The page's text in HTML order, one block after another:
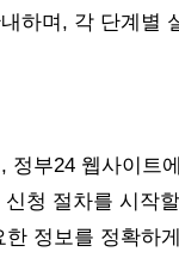
하며, 각 단계별
정부24 웹사이트
신청 절차를 시작
정보를 정확하